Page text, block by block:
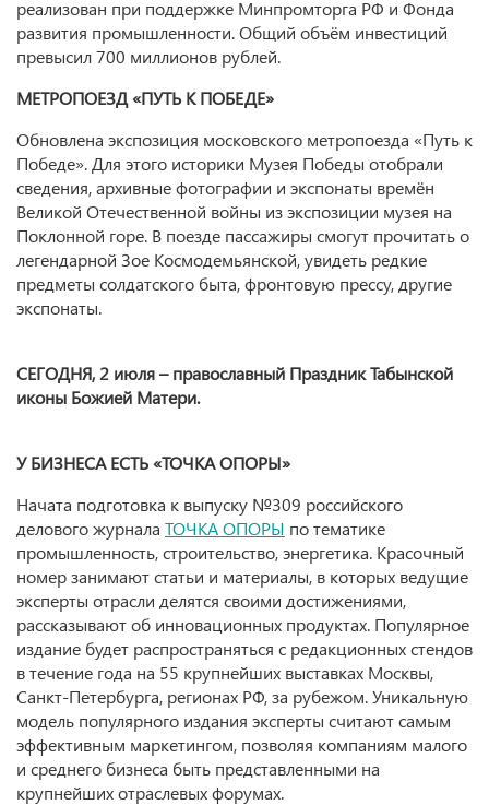
реализован при поддержке Минпромторга РФ и Фонда
развития промышленности. Общий объём инвестиций
превысил 700 миллионов рублей.
МЕТРОПОЕЗД «ПУТЬ К ПОБЕДЕ»
Обновлена экспозиция московского метропоезда «Путь к
Победе». Для этого историки Музея Победы отобрали
сведения, архивные фотографии и экспонаты времён
Великой Отечественной войны из экспозиции музея на
Поклонной горе. В поезде пассажиры смогут прочитать о
легендарной Зое Космодемьянской, увидеть редкие
предметы солдатского быта, фронтовую прессу, другие
экспонаты.
СЕГОДНЯ,2 июля –православный Праздник Табынской
иконы Божией Матери.
У БИЗНЕСА ЕСТЬ «ТОЧКА ОПОРЫ»
Начата подготовка к выпуску №309 российского
делового журнала ТОЧКА ОПОРЫ по тематике
промышленность, строительство, энергетика. Красочный
номер занимают статьи и материалы, в которых ведущие
эксперты отрасли делятся своими достижениями,
рассказывают об инновационных продуктах. Популярное
издание будет распространяться с редакционных стендов
в течение года на 55 крупнейших выставках Москвы,
Санкт-Петербурга, регионах РФ, за рубежом. Уникальную
модель популярного издания эксперты считают самым
эффективным маркетингом, позволяя компаниям малого
и среднего бизнеса быть представленными на
крупнейших отраслевых форумах.